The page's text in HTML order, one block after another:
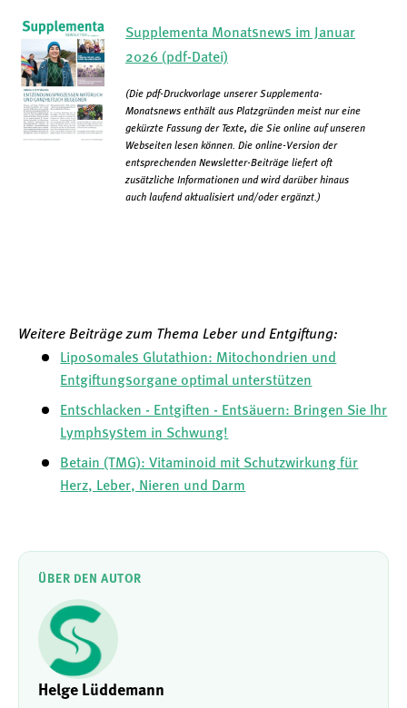
Supplementa Monatsnews im Januar
2026 (pdf-Datei)
(Die pdf-Druckvorlage unserer Supplementa-
Monatsnews enthält aus Platzgründen meist nur eine
gekürzte Fassung der Texte, die Sie online auf unseren
Webseiten lesen können. Die online-Version der
entsprechenden Newsletter-Beiträge liefert oft
zusätzliche Informationen und wird darüber hinaus
auch laufend aktualisiert und/oder ergänzt.)
Weitere Beiträge zum Thema Leber und Entgiftung:
Liposomales Glutathion: Mitochondrien und
Entgiftungsorgane optimal unterstützen
Entschlacken - Entgiften - Entsäuern: Bringen Sie Ihr
Lymphsystem in Schwung!
Betain (TMG): Vitaminoid mit Schutzwirkung für
Herz, Leber, Nieren und Darm
ÜBER DEN AUTOR
Helge Lüddemann